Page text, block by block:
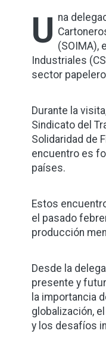
U na
(SOIMA),
Industriales
sector
Durante la
Sindicato del
Solidaridad de
encuentro es
países.
Estos
el pasado
producción
Desde la
presente y
la importancia
globalización,
y los desafíos